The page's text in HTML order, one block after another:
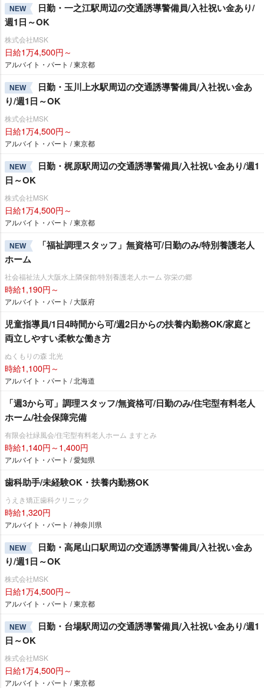
NEW
日勤・一之江駅周辺の交通誘導警備員/入社祝い金あり/
週1日～OK
株式会社MSK
日給1万4,500円～
アルバイト・パート / 東京都
NEW
日勤・玉川上水駅周辺の交通誘導警備員/入社祝い金あ
り/週1日～OK
株式会社MSK
日給1万4,500円～
アルバイト・パート / 東京都
NEW
日勤・梶原駅周辺の交通誘導警備員/入社祝い金あり/週1
日～OK
株式会社MSK
日給1万4,500円～
アルバイト・パート / 東京都
NEW
「福祉調理スタッフ」無資格可/日勤のみ/特別養護老人
ホーム
社会福祉法人大阪水上隣保館/特別養護老人ホーム 弥栄の郷
時給1,190円～
アルバイト・パート / 大阪府
児童指導員/1日4時間から可/週2日からの扶養内勤務OK/家庭と
両立しやすい柔軟な働き方
ぬくもりの森 北光
時給1,100円～
アルバイト・パート / 北海道
「週3から可」調理スタッフ/無資格可/日勤のみ/住宅型有料老人
ホーム/社会保障完備
有限会社緑風会/住宅型有料老人ホーム ますとみ
時給1,140円～1,400円
アルバイト・パート / 愛知県
歯科助手/未経験OK・扶養内勤務OK
うえき矯正歯科クリニック
時給1,320円
アルバイト・パート / 神奈川県
NEW
日勤・高尾山口駅周辺の交通誘導警備員/入社祝い金あ
り/週1日～OK
株式会社MSK
日給1万4,500円～
アルバイト・パート / 東京都
NEW
日勤・台場駅周辺の交通誘導警備員/入社祝い金あり/週1
日～OK
株式会社MSK
日給1万4,500円～
アルバイト・パート / 東京都